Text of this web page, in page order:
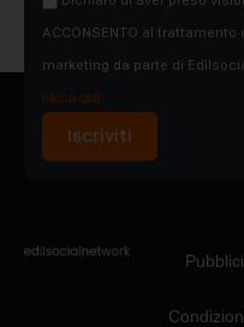
ACCONSENTO al
marketing da parte di
clicca qui).
Iscriviti